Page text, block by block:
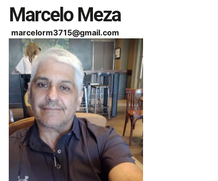
Marcelo Meza
marcelorm3715@gmail.com